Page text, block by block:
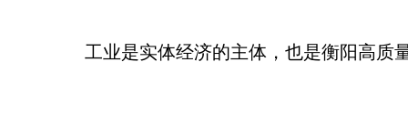
工业是实体经济的主体，也是衡阳高质